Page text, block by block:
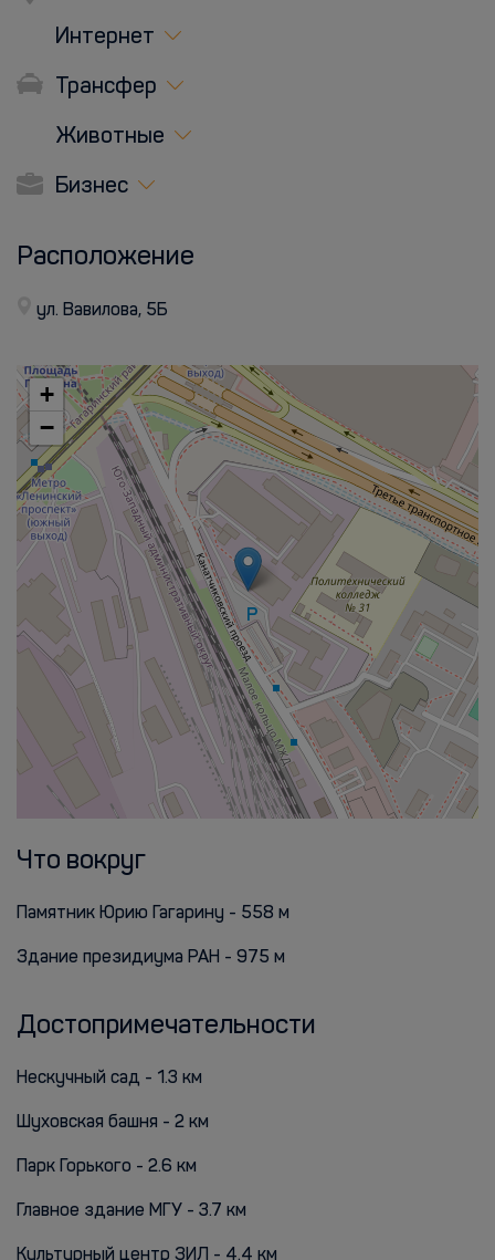
Интернет
Трансфер
Животные
Бизнес
Расположение
ул. Вавилова, 5Б
+
−
Что вокруг
Памятник Юрию Гагарину - 558 м
Здание президиума РАН - 975 м
Достопримечательности
Нескучный сад - 1.3 км
Шуховская башня - 2 км
Парк Горького - 2.6 км
Главное здание МГУ - 3.7 км
Культурный центр ЗИЛ - 4.4 км